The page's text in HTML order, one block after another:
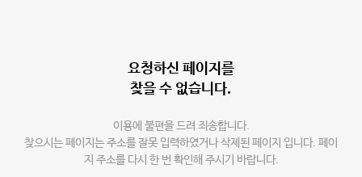
요청하신 페이지를
찾을 수 없습니다.
이용에 불편을 드려 죄송합니다.
찾으시는 페이지는 주소를 잘못 입력하였거나 삭제된 페이지 입니다. 페이
지 주소를 다시 한 번 확인해 주시기 바랍니다.